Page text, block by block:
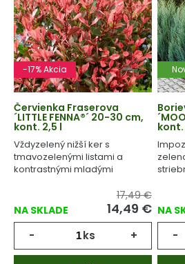
-17% Akcia
Červienka Fraserova
´LITTLE FENNA®´ 20-30 cm,
kont. 2,5 l
Vždyzelený nižší ker s
tmavozelenými listami a
kontrastnými mladými
NA SKLADE
17,49 €
14,49 €
- ks +
kont.
NA
-